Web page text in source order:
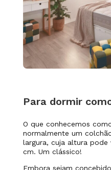
Para dormir
O que conhecemos
normalmente um
largura, cuja altura pode
cm. Um clássico!
Embora sejam